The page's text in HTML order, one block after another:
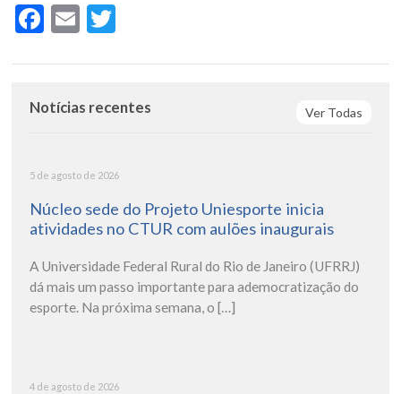
Facebook
Email
Ver Todas
Notícias recentes
5 de agosto de 2026
Núcleo sede do Projeto Uniesporte inicia
atividades no CTUR com aulões inaugurais
A Universidade Federal Rural do Rio de Janeiro (UFRRJ)
dá mais um passo importante para ademocratização do
esporte. Na próxima semana, o […]
4 de agosto de 2026